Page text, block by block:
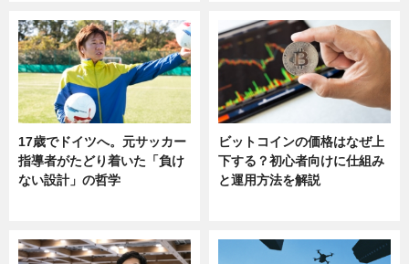
17歳でドイツへ。元サッカー
指導者がたどり着いた「負け
ない設計」の哲学
ビットコインの価格はなぜ上
下する？初心者向けに仕組み
と運用方法を解説